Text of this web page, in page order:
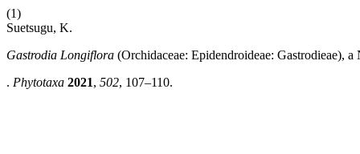
(1)
Suetsugu, K.
Gastrodia Longiflora (Orchidaceae: Epidendroideae: Gastrodieae),
. Phytotaxa 2021, 502, 107–110.